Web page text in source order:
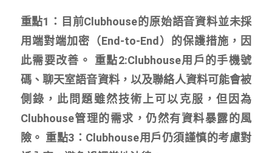
重點1：目前Clubhouse的原始語音資料並未採
用端對端加密（End-to-End）的保護措施，因
此需要改善。 重點2:Clubhouse用戶的手機號
碼、聊天室語音資料，以及聯絡人資料可能會被
側錄，此問題雖然技術上可以克服，但因為
Clubhouse管理的需求，仍然有資料暴露的風
險。 重點3：Clubhouse用戶仍須謹慎的考慮對